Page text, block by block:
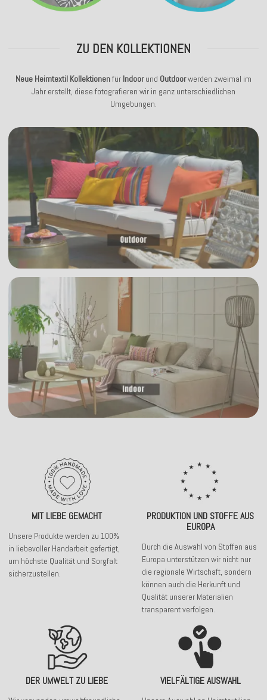
ZU DEN KOLLEKTIONEN
Neue Heimtextil Kollektionenfür Indoorund Outdoorwerden zweimal im
Jahr erstellt, diese fotografieren wir in ganz unterschiedlichen
Umgebungen.
MIT LIEBE GEMACHT
Unsere Produkte werden zu 100%
in liebevoller Handarbeit gefertigt,
um höchste Qualität und Sorgfalt
sicherzustellen.
PRODUKTION UND STOFFE AUS
EUROPA
Durch die Auswahl von Stoffen aus
Europa unterstützen wir nicht nur
die regionale Wirtschaft, sondern
können auch die Herkunft und
Qualität unserer Materialien
transparent verfolgen.
DER UMWELT ZU LIEBE VIELFÄLTIGE AUSWAHL